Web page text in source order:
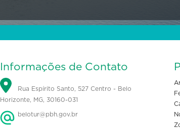
Informações de Contato
Rua Espírito Santo, 527 Centro - Belo
Horizonte, MG, 30160-031
belotur@pbh.gov.br